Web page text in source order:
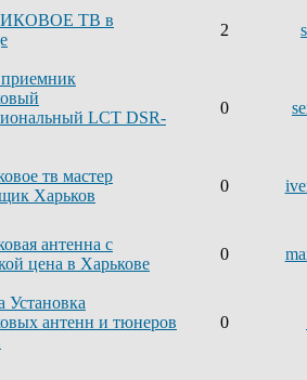
ТВ в
2
LCT DSR-
0
тв мастер
Харьков
0
антенна с
цена в Харькове
0
Установка
антенн и тюнеров
0